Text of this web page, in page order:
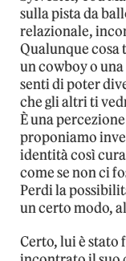
sulla pista da
relazionale,
Qualunque cosa
un cowboy o
senti di poter
che gli altri ti
È una
proponiamo
identità così
come se non ci
Perdi la
un certo modo,
Certo, lui è stato